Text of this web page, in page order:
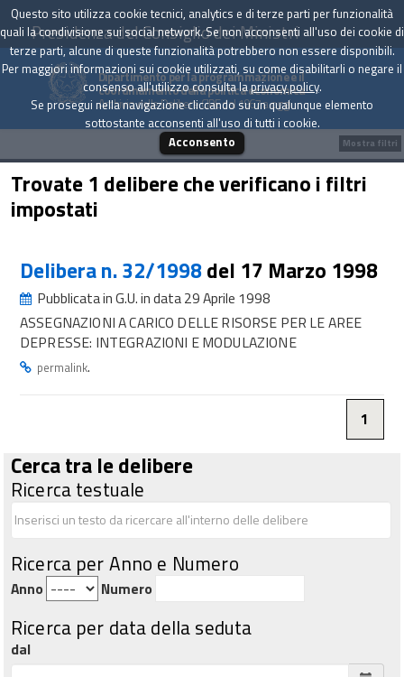
Presidenza del Consiglio dei Ministri
Dipartimento per la programmazione e il
coordinamento della politica economica
Archivio delle Delibere CIPE dal 1967 a oggi
Trovate 1 delibere che verificano i filtri
impostati
Delibera n. 32/1998del 17 Marzo 1998
Pubblicata in G.U. in data 29 Aprile 1998
ASSEGNAZIONI A CARICO DELLE RISORSE PER LE AREE
DEPRESSE: INTEGRAZIONI E MODULAZIONE
permalink.
1
Cerca tra le delibere
Ricerca testuale
Ricerca per Anno e Numero
Anno Numero
Ricerca per data della seduta
dal
Mostra filtri
Questo sito utilizza cookie tecnici, analytics e di terze parti per funzionalità
quali la condivisione sui social network. Se non acconsenti all'uso dei cookie di
terze parti, alcune di queste funzionalità potrebbero non essere disponibili.
Per maggiori informazioni sui cookie utilizzati, su come disabilitarli o negare il
consenso all'utilizzo consulta laprivacy policy.
Se prosegui nella navigazione cliccando su un qualunque elemento
sottostante acconsenti all'uso di tutti i cookie.
Acconsento